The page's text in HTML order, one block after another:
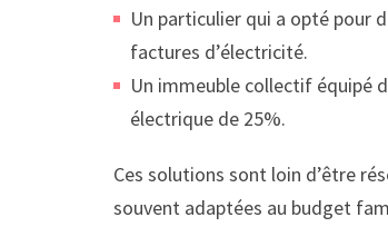
Un particulier qui a opté pour
factures d’électricité.
Un immeuble collectif équipé
électrique de 25%.
Ces solutions sont loin d’être
souvent adaptées au budget